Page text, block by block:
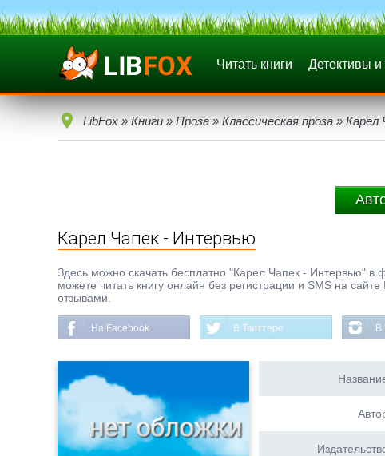
Читать книги Детективы
LibFox » Книги » Проза » Классическая проза » Карел
Карел Чапек - Интервью
Здесь можно скачать бесплатно "Карел Чапек - Интервью"
можете читать книгу онлайн без регистрации и SMS на
отзывами.
На Facebook В Твиттере В